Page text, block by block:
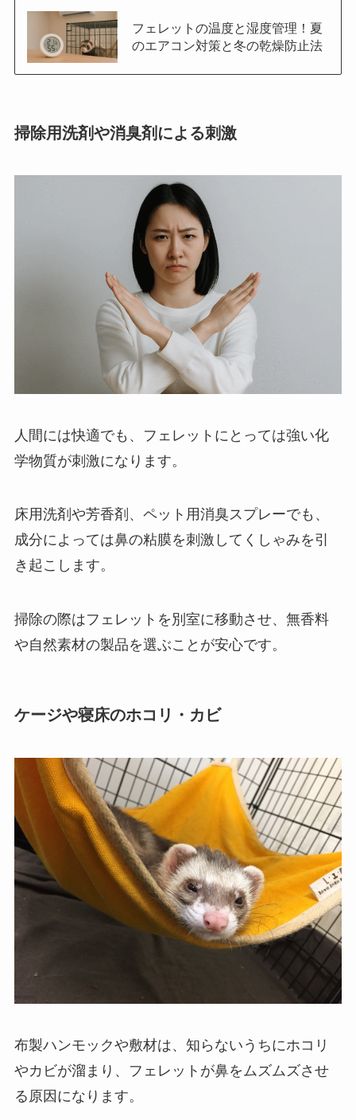
フェレットの温度と湿度管理！夏
のエアコン対策と冬の乾燥防止法
掃除用洗剤や消臭剤による刺激
人間には快適でも、フェレットにとっては強い化
学物質が刺激になります。
床用洗剤や芳香剤、ペット用消臭スプレーでも、
成分によっては鼻の粘膜を刺激してくしゃみを引
き起こします。
掃除の際はフェレットを別室に移動させ、無香料
や自然素材の製品を選ぶことが安心です。
ケージや寝床のホコリ・カビ
布製ハンモックや敷材は、知らないうちにホコリ
やカビが溜まり、フェレットが鼻をムズムズさせ
る原因になります。